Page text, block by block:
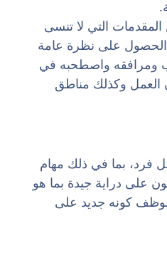
التي لا تنسى
الحصول على نظرة عامة
ومرافقه واصطحبه في
العمل وكذلك مناطق
فرد، بما في ذلك مهام
على دراية جيدة بما هو
كونه جديد على